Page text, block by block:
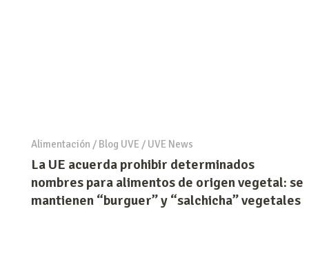
Alimentación / Blog UVE/ UVE News
La UE acuerda prohibir determinados
nombres para alimentos de origen vegetal: se
mantienen “burguer” y “salchicha” vegetales